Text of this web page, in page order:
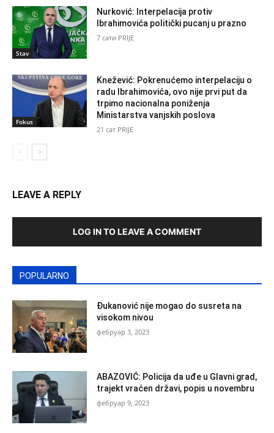
Stav
Nurković: Interpelacija protiv
Ibrahimovića politički pucanj u prazno
7 сати PRIJE
Fokus
Knežević: Pokrenućemo interpelaciju o
radu Ibrahimovića, ovo nije prvi put da
trpimo nacionalna poniženja
Ministarstva vanjskih poslova
21 сат PRIJE
LEAVE A REPLY
LOG IN TO LEAVE A COMMENT
POPULARNO
Đukanović nije mogao do susreta na
visokom nivou
фебруар 3, 2023
ABAZOVIĆ: Policija da uđe u Glavni grad,
trajekt vraćen državi, popis u novembru
фебруар 9, 2023